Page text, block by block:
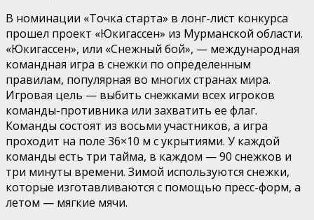
В номинации «Точка старта» в лонг-лист конкурса
прошел проект «Юкигассен» из Мурманской области.
«Юкигассен», или «Снежный бой», — международная
командная игра в снежки по определенным
правилам, популярная во многих странах мира.
Игровая цель — выбить снежками всех игроков
команды-противника или захватить ее флаг.
Команды состоят из восьми участников, а игра
проходит на поле 36×10 м с укрытиями. У каждой
команды есть три тайма, в каждом — 90 снежков и
три минуты времени. Зимой используются снежки,
которые изготавливаются с помощью пресс-форм, а
летом — мягкие мячи.